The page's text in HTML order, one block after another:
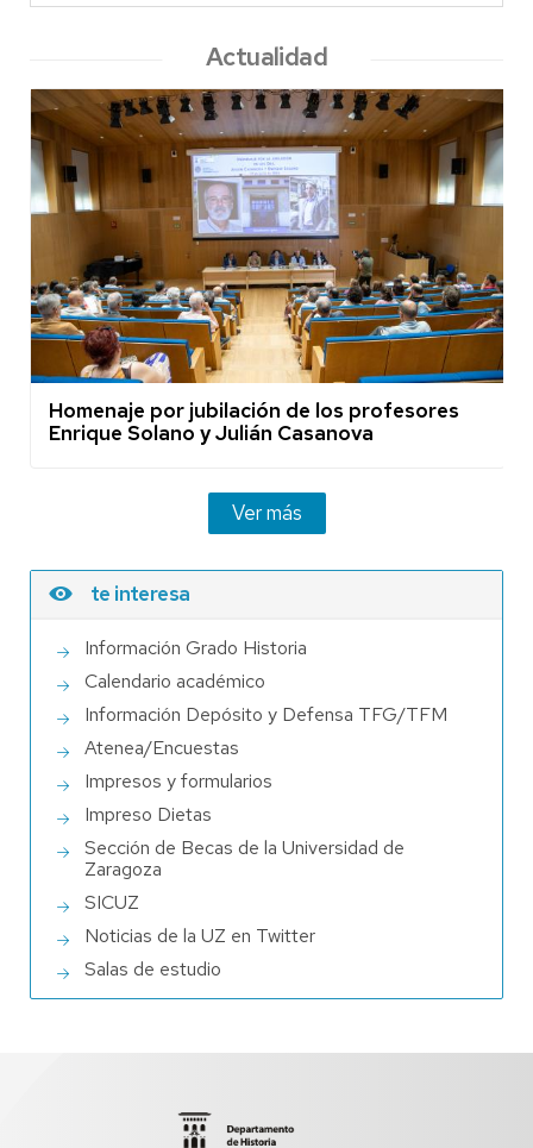
Actualidad
Homenaje por jubilación de los profesores
Enrique Solano y Julián Casanova
Ver más
te interesa
Información Grado Historia
Calendario académico
Información Depósito y Defensa TFG/TFM
Atenea/Encuestas
Impresos y formularios
Impreso Dietas
Sección de Becas de la Universidad de
Zaragoza
SICUZ
Noticias de la UZ en Twitter
Salas de estudio